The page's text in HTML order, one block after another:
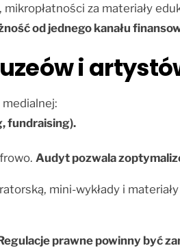
za materiały
od jednego kanału
i
fundraising).
Audyt pozwala
mini-wykłady i
prawne powinny być